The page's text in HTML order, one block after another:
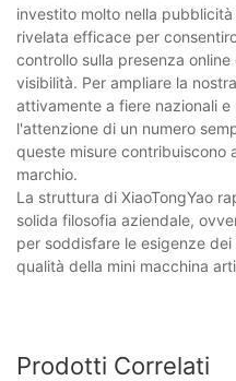
investito molto nella
rivelata efficace per
controllo sulla presenza
visibilità. Per ampliare la
attivamente a fiere nazionali
l'attenzione di un numero
queste misure contribuiscono
marchio.
La struttura di XiaoTongYao
solida filosofia aziendale,
per soddisfare le esigenze
qualità della mini macchina
Prodotti Correlati